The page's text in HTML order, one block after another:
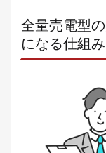
全量売電型
になる仕組み